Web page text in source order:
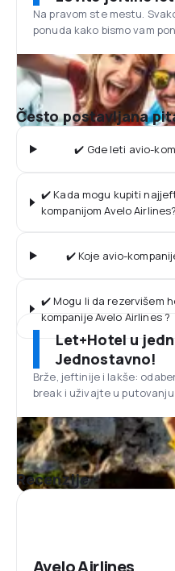
Na pravom ste mestu.
ponuda kako bismo vam
Često postavljana
✔️ Gde leti avio-
✔️ Kada mogu kupiti
kompanijom Avelo Airlines?
✔️ Koje avio-
✔️ Mogu li da rezervišem
kompanije Avelo Airlines ?
Let+Hotel u
Jednostavno!
Brže, jeftinije i lakše:
break i uživajte u
Recenzije
Avelo Airlines